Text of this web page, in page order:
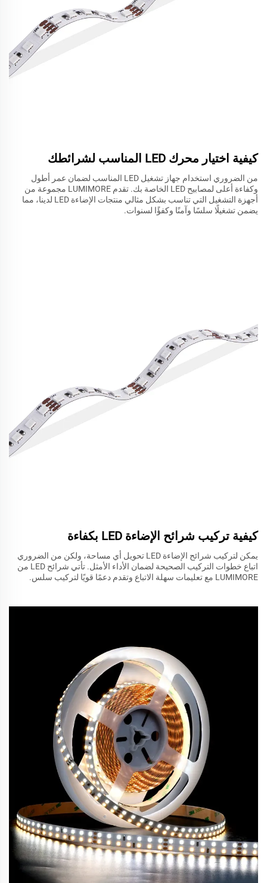
كيفية اختيار محرك LED المناسب لشرائطك
من الضروري استخدام جهاز تشغيل LED المناسب لضمان عمر أطول
وكفاءة أعلى لمصابيح LED الخاصة بك. تقدم LUMIMORE مجموعة من
أجهزة التشغيل التي تناسب بشكل مثالي منتجات الإضاءة LED لدينا، مما
يضمن تشغيلًا سلسًا وآمنًا وكفؤًا لسنوات.
كيفية تركيب شرائح الإضاءة LED بكفاءة
يمكن لتركيب شرائح الإضاءة LED تحويل أي مساحة، ولكن من الضروري
اتباع خطوات التركيب الصحيحة لضمان الأداء الأمثل. تأتي شرائح LED من
LUMIMORE مع تعليمات سهلة الاتباع وتقدم دعمًا قويًا لتركيب سلس.